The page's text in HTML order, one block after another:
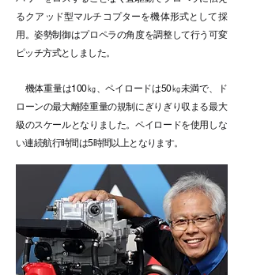
るクアッド型マルチコプターを機体形式として採
用。姿勢制御はプロペラの角度を調整して行う可変
ピッチ方式としました。
機体重量は100㎏、ペイロードは50㎏未満で、ド
ローンの最大離陸重量の規制にぎりぎり収まる最大
級のスケールとなりました。ペイロードを使用しな
い連続航行時間は5時間以上となります。